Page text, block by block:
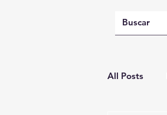
All Posts